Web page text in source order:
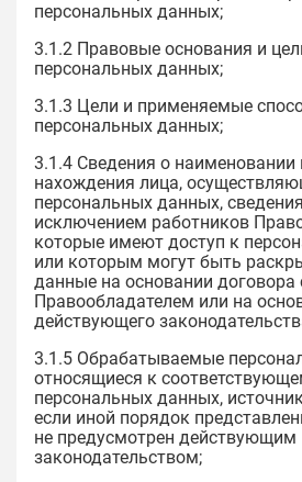
персональных данных;
3.1.2 Правовые основания и
персональных данных;
3.1.3 Цели и применяемые
персональных данных;
3.1.4 Сведения о наименовании
нахождения лица,
персональных данных,
исключением работников
которые имеют доступ к
или которым могут быть
данные на основании договора
Правообладателем или на
действующего
3.1.5 Обрабатываемые
относящиеся к
персональных данных,
если иной порядок
не предусмотрен действующим
законодательством;